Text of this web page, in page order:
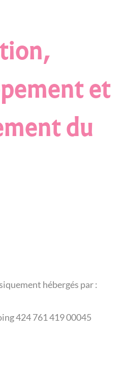
et
du
hébergés par :
424 761 419 00045